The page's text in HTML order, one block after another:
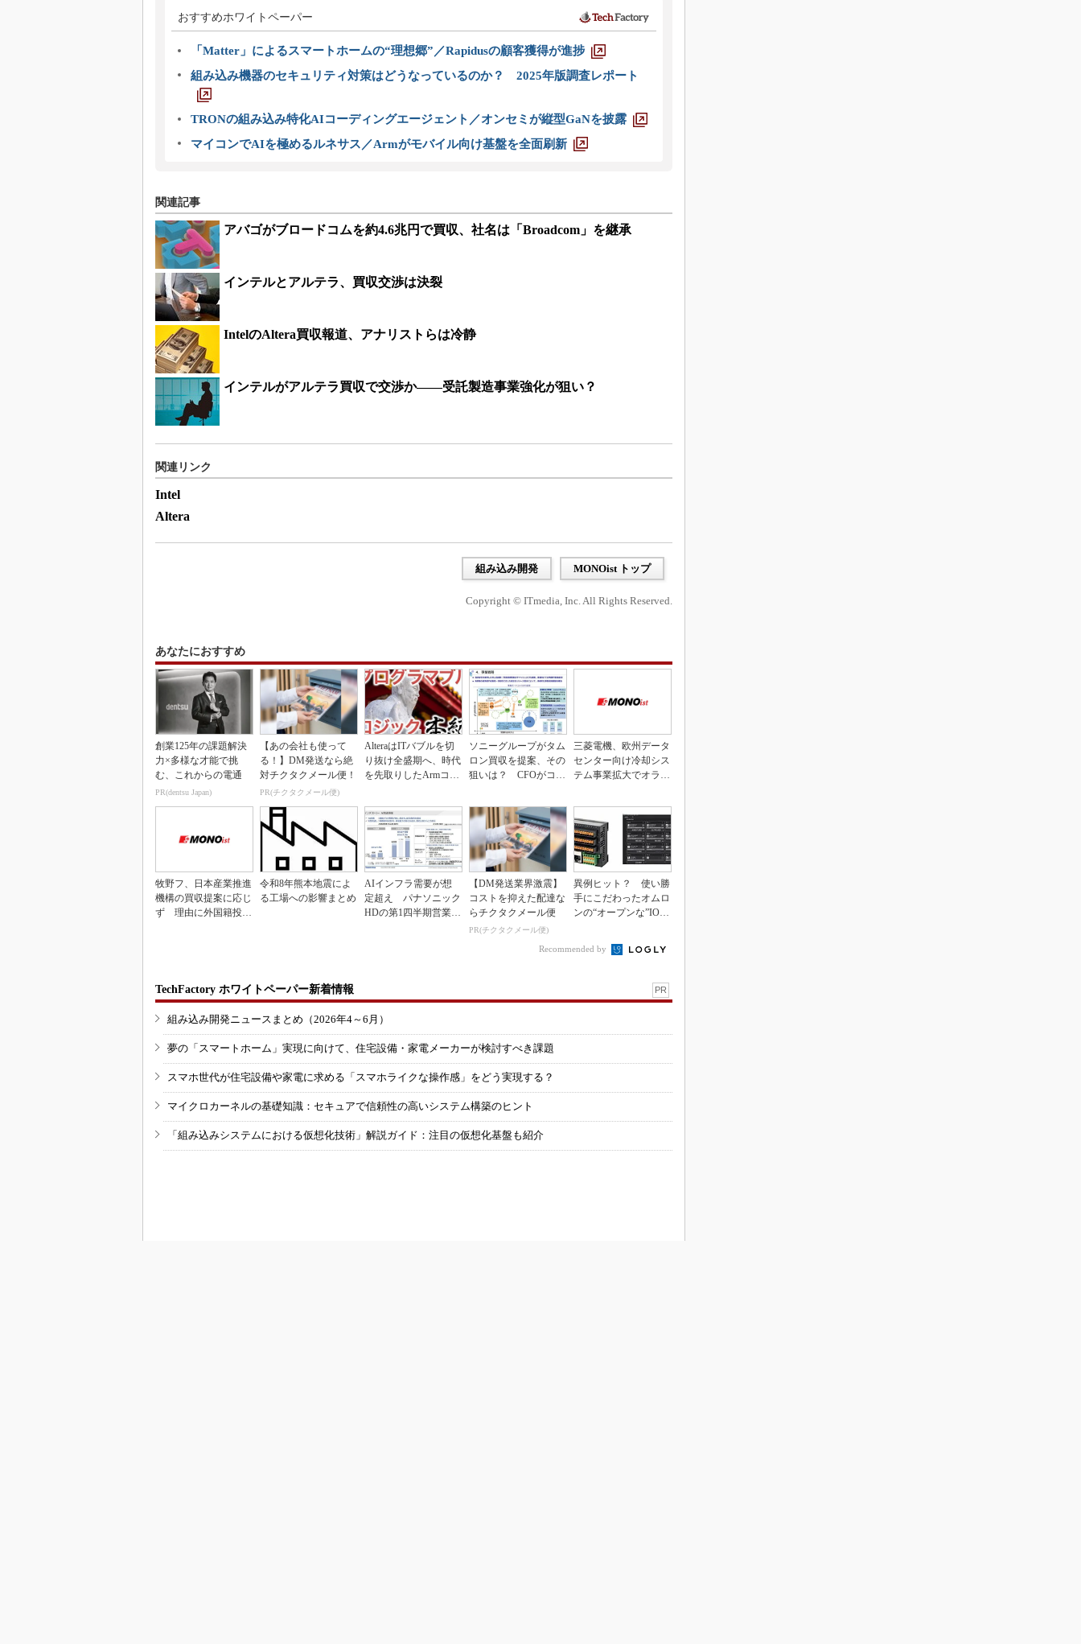
おすすめホワイトペーパー
「Matter」によるスマートホームの“理想郷”／Rapidusの顧客獲得が進捗
組み込み機器のセキュリティ対策はどうなっているのか？ 2025年版調査レポート
TRONの組み込み特化AIコーディングエージェント／オンセミが縦型GaNを披露
マイコンでAIを極めるルネサス／Armがモバイル向け基盤を全面刷新
関連記事
アバゴがブロードコムを約4.6兆円で買収、社名は「Broadcom」を継承
インテルとアルテラ、買収交渉は決裂
IntelのAltera買収報道、アナリストらは冷静
インテルがアルテラ買収で交渉か――受託製造事業強化が狙い？
関連リンク
Intel
Altera
組み込み開発 MONOist トップ
Copyright © ITmedia, Inc. All Rights Reserved.
あなたにおすすめ
創業125年の課題解決
力×多様な才能で挑
む、これからの電通
PR(dentsu Japan)
【あの会社も使って
る！】DM発送なら絶
対チクタクメール便！
PR(チクタクメール便)
AlteraはITバブルを切
り抜け全盛期へ、時代
を先取りしたArmコア
ソニーグループがタム
ロン買収を提案、その
狙いは？ CFOがコメ
三菱電機、欧州データ
センター向け冷却シス
テム事業拡大でオラン
牧野フ、日本産業推進
機構の買収提案に応じ
ず 理由に外国籍投資
令和8年熊本地震によ
る工場への影響まとめ
AIインフラ需要が想
定超え パナソニック
HDの第1四半期営業利
【DM発送業界激震】
コストを抑えた配達な
らチクタクメール便
PR(チクタクメール便)
異例ヒット？ 使い勝
手にこだわったオムロ
ンの“オープンな”IO-L
Recommended by
TechFactory ホワイトペーパー新着情報 PR
組み込み開発ニュースまとめ（2026年4～6月）
夢の「スマートホーム」実現に向けて、住宅設備・家電メーカーが検討すべき課題
スマホ世代が住宅設備や家電に求める「スマホライクな操作感」をどう実現する？
マイクロカーネルの基礎知識：セキュアで信頼性の高いシステム構築のヒント
「組み込みシステムにおける仮想化技術」解説ガイド：注目の仮想化基盤も紹介